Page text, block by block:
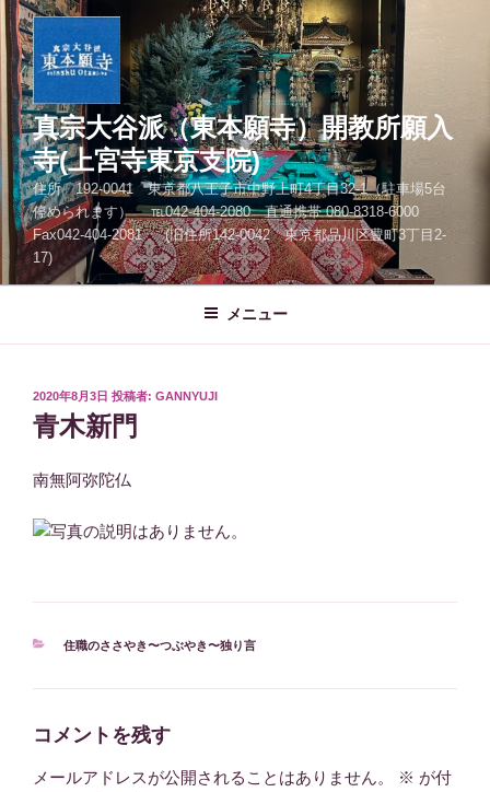
コ
ン
テ
ン
へ
ス
キ
ッ
プ
真宗大谷派（東本願寺）開教所願入
寺(上宮寺東京支院)
住所 192-0041 東京都八王子市中野上町4丁目32-1（駐車場5台
停められます） ℡042-404-2080 直通携帯 080-8318-6000
Fax042-404-2081 (旧住所142-0042 東京都品川区豊町3丁目2-
17)
メニュー
投
稿
日:
2020年8月3日 投稿者: GANNYUJI
青木新門
南無阿弥陀仏
カ
住職のささやき〜つぶやき〜独り言
コメントを残す
メールアドレスが公開されることはありません。 ※ が付